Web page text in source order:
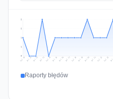
1
1
2
2
Jul 10 Jul 11 Jul 12 Jul 13 Jul 14 Jul 15 Jul 16 Jul 17 Jul 18 Jul 19 Jul 20 Jul 21 Jul 22 Jul 23
Raporty błędów